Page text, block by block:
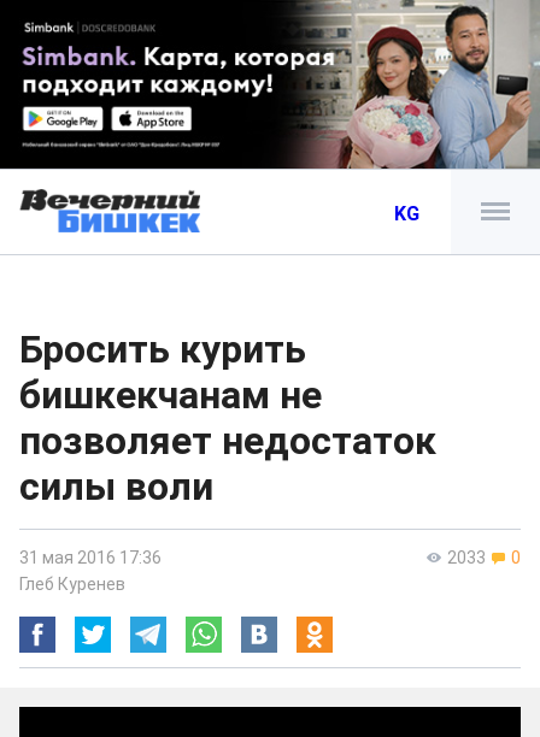
KG
Бросить курить
бишкекчанам не
позволяет недостаток
силы воли
2033 0
31 мая 2016 17:36
Глеб Куренев